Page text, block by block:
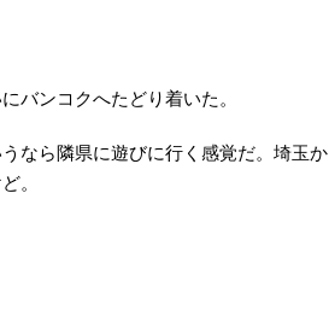
バンコクへたどり着いた。
なら隣県に遊びに行く感覚だ。埼玉か
。